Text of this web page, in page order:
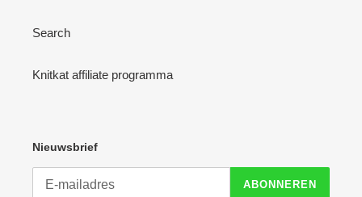
Search
Knitkat affiliate programma
Nieuwsbrief
ABONNEREN